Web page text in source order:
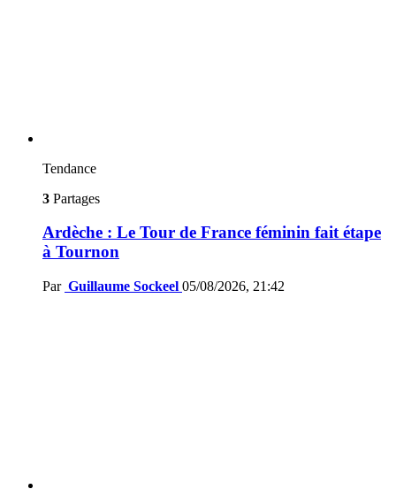
Tendance
3 Partages
Ardèche : Le Tour de France féminin fait étape
à Tournon
Par Guillaume Sockeel 05/08/2026, 21:42